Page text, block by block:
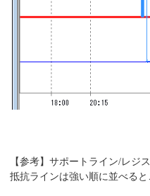
【参考】サポートライン/レジ
抵抗ラインは強い順に並べると